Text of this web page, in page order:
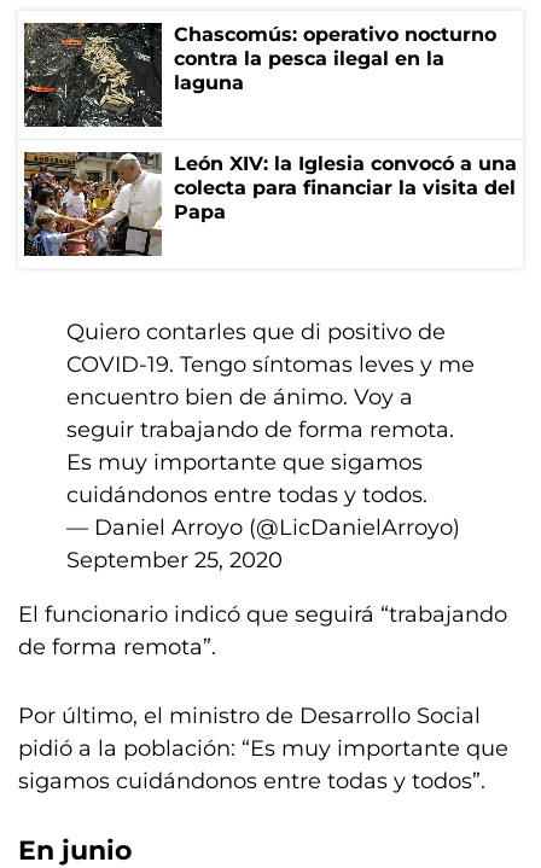
Chascomús: operativo nocturno
contra la pesca ilegal en la
laguna
León XIV: la Iglesia convocó a una
colecta para financiar la visita del
Papa
Quiero contarles que di positivo de
COVID-19. Tengo síntomas leves y me
encuentro bien de ánimo. Voy a
seguir trabajando de forma remota.
Es muy importante que sigamos
cuidándonos entre todas y todos.
— Daniel Arroyo (@LicDanielArroyo)
September 25, 2020
El funcionario indicó que seguirá “trabajando
de forma remota”.
Por último, el ministro de Desarrollo Social
pidió a la población: “Es muy importante que
sigamos cuidándonos entre todas y todos”.
En junio